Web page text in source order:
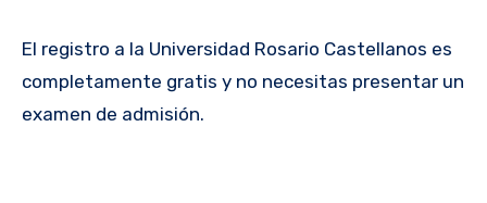
El registro a la Universidad Rosario Castellanos es
completamente gratis y no necesitas presentar un
examen de admisión.